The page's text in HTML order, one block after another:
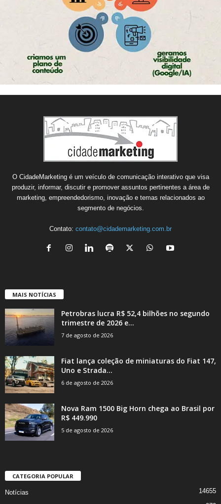
O CidadeMarketing é um veículo de comunicação interativo que visa
produzir, informar, discutir e promover assuntos pertinentes a área de
marketing, empreendedorismo, inovação e temas relacionados ao
segmento de negócios.
Contato: contato@cidademarketing.com.br
MAIS NOTÍCIAS
Petrobras lucra R$ 52,4 bilhões no segundo
trimestre de 2026 e...
7 de agosto de 2026
Fiat lança coleção de miniaturas do Fiat 147,
Uno e Strada...
6 de agosto de 2026
Nova Ram 1500 Big Horn chega ao Brasil por
R$ 449.990
5 de agosto de 2026
CATEGORIA POPULAR
Notícias 14655